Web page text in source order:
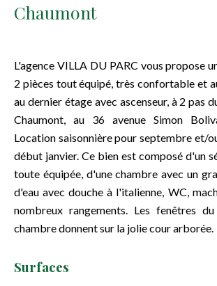
Chaumont
L'agence VILLA DU PARC vous propose
2 pièces tout équipé, très confortable et
au dernier étage avec ascenseur, à 2 pas
Chaumont, au 36 avenue Simon
Location saisonnière pour septembre et/
début janvier. Ce bien est composé d'un
toute équipée, d'une chambre avec un
d'eau avec douche à l'italienne, WC,
nombreux rangements. Les fenêtres
chambre donnent sur la jolie cour arborée.
Surfaces